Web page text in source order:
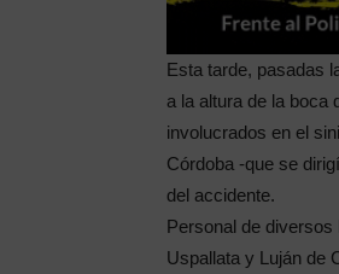
Esta tarde, pasadas
a la altura de la boca
involucrados en el
Córdoba -que se
del accidente.
Personal de
Uspallata y Luján de